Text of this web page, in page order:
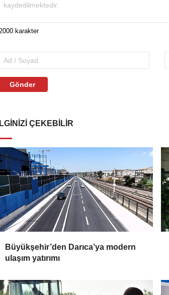
Gönder
İLGINIZI ÇEKEBILIR
Büyükşehir’den Darıca’ya modern
ulaşım yatırımı